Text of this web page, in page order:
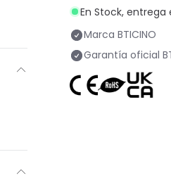
En Stock,
Marca BTICINO
Garantía oficial